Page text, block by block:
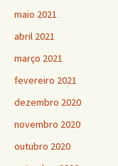
maio 2021
abril 2021
março 2021
fevereiro 2021
dezembro 2020
novembro 2020
outubro 2020